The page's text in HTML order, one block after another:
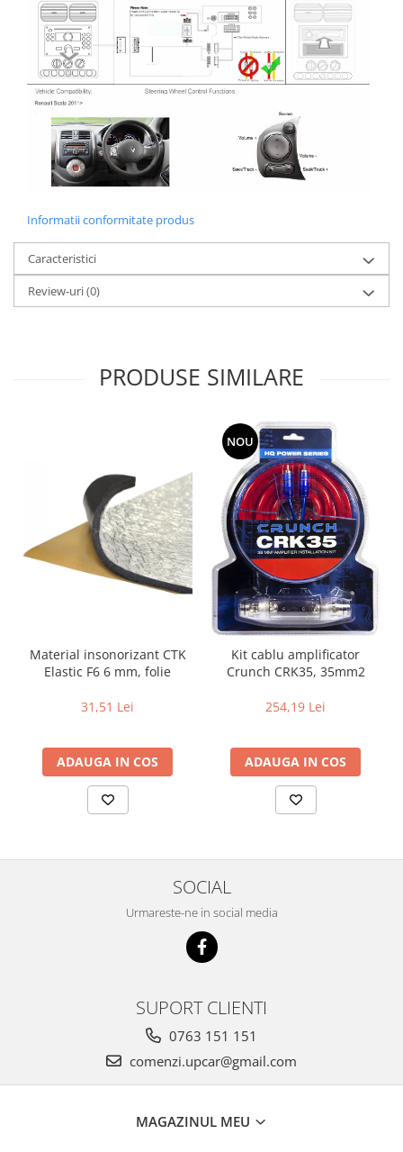
Informatii conformitate produs
Caracteristici
Review-uri(0)
PRODUSE SIMILARE
Material insonorizant CTK
Elastic F6 6 mm, folie
31,51 Lei
ADAUGA IN COS
NOU
Kit cablu amplificator
Crunch CRK35, 35mm2
254,19 Lei
ADAUGA IN COS
SOCIAL
Urmareste-ne in social media
SUPORT CLIENTI
0763 151 151
comenzi.upcar@gmail.com
MAGAZINUL MEU